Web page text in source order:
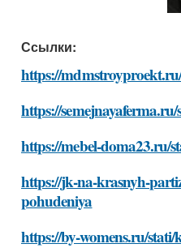
Ссылки:
https://
https://
https://mebel-doma23.ru/
https://jk-na-krasnyh-
pohudeniya
https://by-womens.ru/